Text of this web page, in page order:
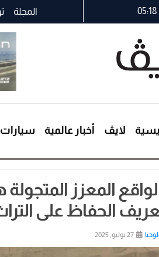
المجلة
لايڤ أخبار عالمية سيارات
المعزز
الحفاظ على